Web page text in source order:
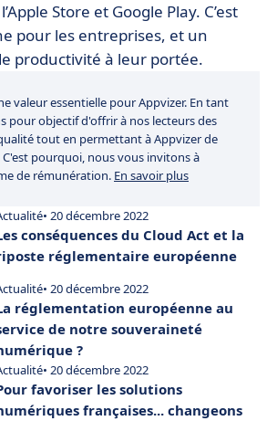
Store et Google Play. C’est
pour les entreprises, et un
productivité à leur portée.
valeur essentielle pour Appvizer. En tant
pour objectif d'offrir à nos lecteurs des
tout en permettant à Appvizer de
pourquoi, nous vous invitons à
de rémunération. En savoir plus
• 20 décembre 2022
conséquences du Cloud Act et la
réglementaire européenne
• 20 décembre 2022
réglementation européenne au
de notre souveraineté
?
• 20 décembre 2022
favoriser les solutions
françaises... changeons